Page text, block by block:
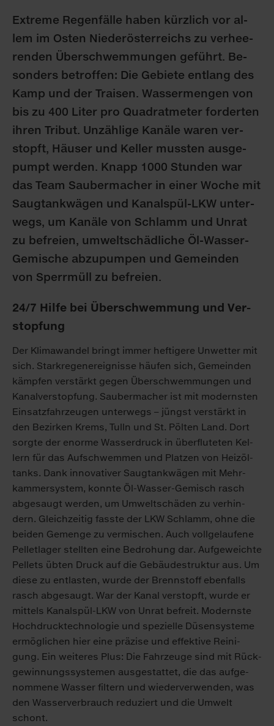
Ex­tre­me Re­gen­fäl­le ha­ben kürz­lich vor al­
lem im Os­ten Nie­der­ös­ter­reichs zu ver­hee­
ren­den Über­schwem­mun­gen ge­führt. Be­
son­ders be­trof­fen: Die Ge­bie­te ent­lang des
Kamp und der Trai­sen. Was­ser­men­gen von
bis zu 400 Li­ter pro Qua­drat­me­ter for­der­ten
ih­ren Tri­but. Un­zäh­li­ge Ka­nä­le wa­ren ver­
stopft, Häu­ser und Kel­ler muss­ten aus­ge­
pumpt wer­den. Knapp 1000 Stun­den war
das Team Sau­ber­ma­cher in ei­ner Wo­che mit
Saug­tank­wä­gen und Ka­nal­spül-LKW un­ter­
wegs, um Ka­nä­le von Schlamm und Un­rat
zu be­frei­en, um­welt­schäd­li­che Öl-Was­ser-
Ge­mi­sche ab­zu­pum­pen und Ge­mein­den
von Sperr­müll zu be­frei­en.
24/7 Hil­fe bei Über­schwem­mung und Ver­
stop­fung
Der Kli­ma­wan­del bringt im­mer hef­ti­ge­re Un­wet­ter mit
sich. Stark­re­ge­ner­eig­nis­se häu­fen sich, Ge­mein­den
kämp­fen ver­stärkt ge­gen Über­schwem­mun­gen und
Ka­nal­ver­stop­fung. Sau­ber­ma­cher ist mit mo­derns­ten
Ein­satz­fahr­zeu­gen un­ter­wegs – jüngst ver­stärkt in
den Be­zir­ken Krems, Tulln und St. Pöl­ten Land. Dort
sorg­te der enor­me Was­ser­druck in über­flu­te­ten Kel­
lern für das Auf­schwem­men und Plat­zen von Heiz­öl­
tanks. Dank in­no­va­ti­ver Saug­tank­wä­gen mit Mehr­
kam­mer­sys­tem, konn­te Öl-Was­ser-Ge­misch rasch
ab­ge­saugt wer­den, um Um­welt­schä­den zu ver­hin­
dern. Gleich­zei­tig fass­te der LKW Schlamm, oh­ne die
bei­den Ge­men­ge zu ver­mi­schen. Auch voll­ge­lau­fe­ne
Pel­let­la­ger stell­ten ei­ne Be­dro­hung dar. Auf­ge­weich­te
Pel­lets üb­ten Druck auf die Ge­bäu­de­struk­tur aus. Um
die­se zu ent­las­ten, wur­de der Brenn­stoff eben­falls
rasch ab­ge­saugt. War der Ka­nal ver­stopft, wur­de er
mit­tels Ka­nal­spül-LKW von Un­rat be­freit. Mo­derns­te
Hoch­druck­tech­no­lo­gie und spe­zi­el­le Dü­sen­sys­te­me
er­mög­li­chen hier ei­ne prä­zi­se und ef­fek­ti­ve Rei­ni­
gung. Ein wei­te­res Plus: Die Fahr­zeu­ge sind mit Rück­
ge­win­nungs­sys­te­men aus­ge­stat­tet, die das auf­ge­
nom­me­ne Was­ser fil­tern und wie­der­ver­wen­den, was
den Was­ser­ver­brauch re­du­ziert und die Um­welt
schont.